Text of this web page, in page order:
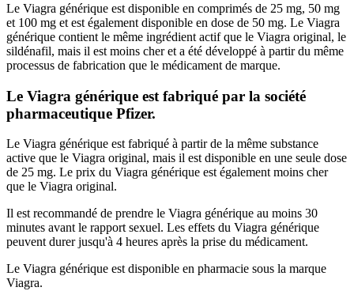
Le Viagra générique est disponible en comprimés de 25 mg, 50 mg
et 100 mg et est également disponible en dose de 50 mg. Le Viagra
générique contient le même ingrédient actif que le Viagra original, le
sildénafil, mais il est moins cher et a été développé à partir du même
processus de fabrication que le médicament de marque.
Le Viagra générique est fabriqué par la société
pharmaceutique Pfizer.
Le Viagra générique est fabriqué à partir de la même substance
active que le Viagra original, mais il est disponible en une seule dose
de 25 mg. Le prix du Viagra générique est également moins cher
que le Viagra original.
Il est recommandé de prendre le Viagra générique au moins 30
minutes avant le rapport sexuel. Les effets du Viagra générique
peuvent durer jusqu'à 4 heures après la prise du médicament.
Le Viagra générique est disponible en pharmacie sous la marque
Viagra.